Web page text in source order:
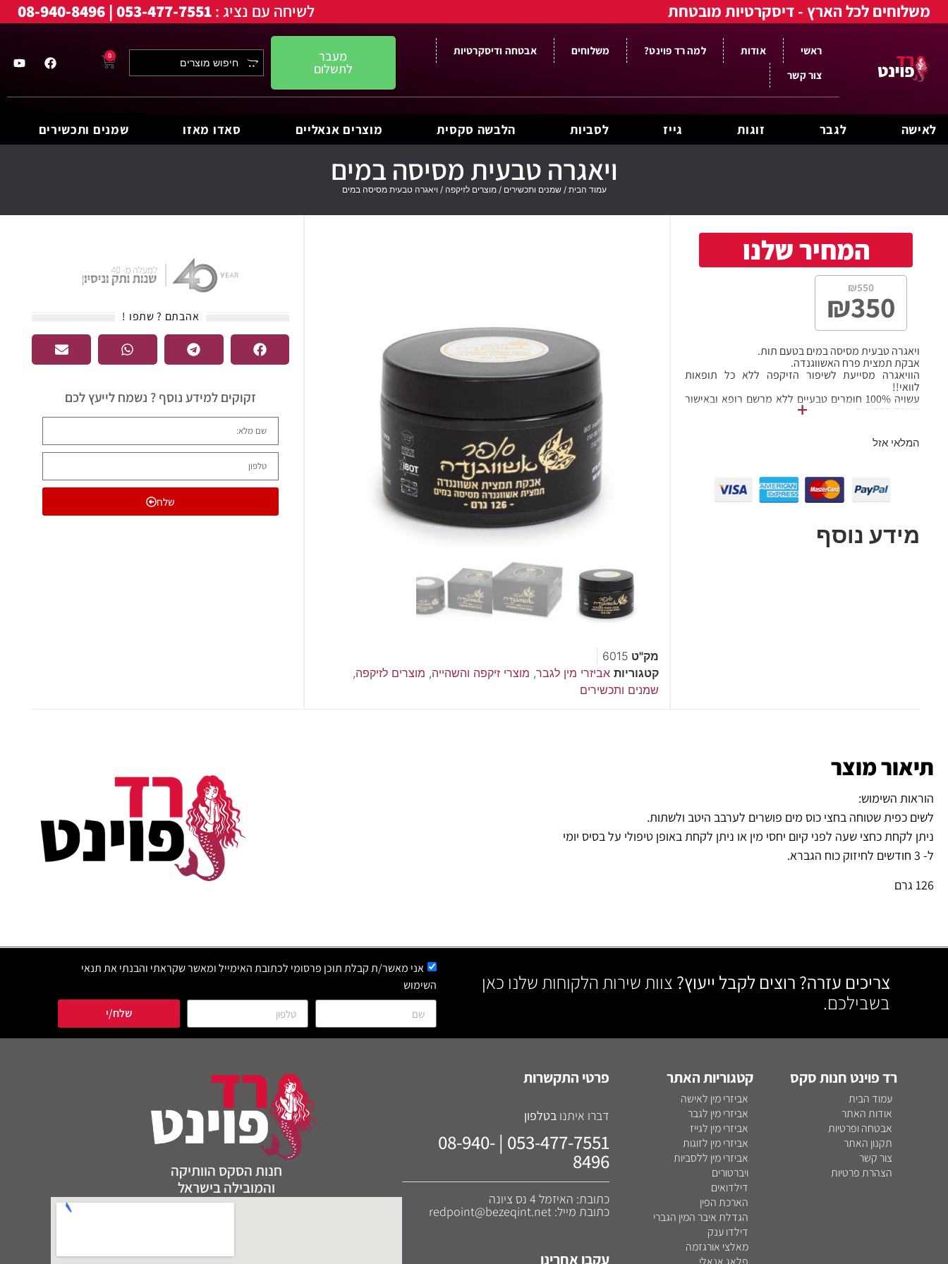
משלוחים לכל הארץ - דיסקרטיות מובטחת לשיחה עם נציג : 053-477-7551 | 08-940-8496
ראשי אודות למה רד פוינט? משלוחים
אבטחה ודיסקרטיות
צור קשר
מעבר
לתשלום
0
לאישה לגבר זוגות גייז לסביות הלבשה סקסית מוצרים אנאליים סאדו מאזו שמנים ותכשירים
ויאגרה טבעית מסיסה במים
עמוד הבית /שמנים ותכשירים /מוצרים לזיקפה / ויאגרה טבעית מסיסה במים
המחיר שלנו
₪550
₪350
ויאגרה טבעית מסיסה במים בטעם תות.
אבקת תמצית פרח האשווגנדה.
הוויאגרה מסייעת לשיפור הזיקפה ללא כל תופאות
לוואי!!
עשויה 100% חומרים טבעיים ללא מרשם רופא ובאישור
משרד הבריאות.
+
המלאי אזל
מידע נוסף
מק"ט 6015
קטגוריות אביזרי מין לגבר, מוצרי זיקפה והשהייה, מוצרים לזיקפה,
שמנים ותכשירים
אהבתם ? שתפו !​
זקוקים למידע נוסף ? נשמח לייעץ לכם
שלח
תיאור מוצר
הוראות השימוש:
לשים כפית שטוחה בחצי כוס מים פושרים לערבב היטב ולשתות.
ניתן לקחת כחצי שעה לפני קיום יחסי מין או ניתן לקחת באופן טיפולי על בסיס יומי
ל- 3 חודשים לחיזוק כוח הגברא.
126 גרם
צריכים עזרה? רוצים לקבל ייעוץ? צוות שירות הלקוחות שלנו כאן
בשבילכם.
אני מאשר/ת קבלת תוכן פרסומי לכתובת האימייל ומאשר שקראתי והבנתי את תנאי
השימוש
שלח/י
רד פוינט חנות סקס
עמוד הבית
אודות האתר
אבטחה ופרטיות
תקנון האתר
צור קשר
הצהרת פרטיות
קטגוריות האתר
אביזרי מין לאישה
אביזרי מין לגבר
אביזרי מין לגייז
אביזרי מין לזוגות
אביזרי מין ללסביות
ויברטורים
דילדואים
הארכת הפין
הגדלת איבר המין הגברי
דילדו ענק
מאלצי אורגזמה
פרטי התקשרות
דברו איתנו בטלפון
053-477-7551 | 08-940-
8496
כתובת: האיזמל 4 נס ציונה
כתובת מייל: redpoint@bezeqint.net
עקבו אחרינו
חנות הסקס הוותיקה
והמובילה בישראל